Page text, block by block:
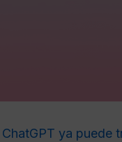
ChatGPT ya puede